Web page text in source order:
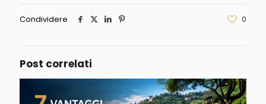
Condividere 0
Post correlati